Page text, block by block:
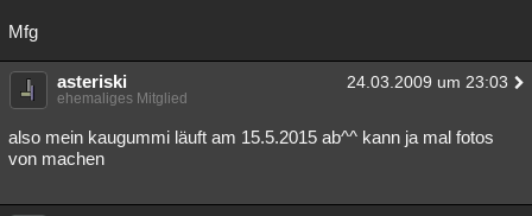
Mfg
asteriski 24.03.2009 um 23:03
ehemaliges Mitglied
also mein kaugummi läuft am 15.5.2015 ab^^ kann ja mal fotos
von machen